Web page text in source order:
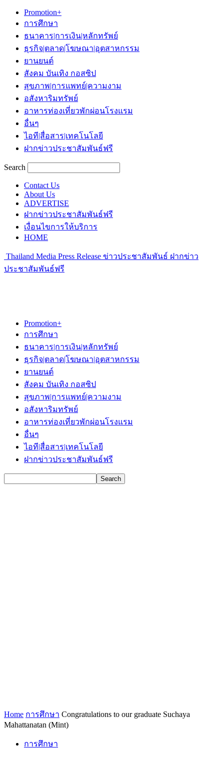
Promotion+
การศึกษา
ธนาคาร|การเงิน|หลักทรัพย์
ธุรกิจ|ตลาด|โฆษณา|อุตสาหกรรม
ยานยนต์
สังคม บันเทิง กอสซิป
สุขภาพ|การแพทย์|ความงาม
อสังหาริมทรัพย์
อาหารท่องเที่ยวพักผ่อนโรงแรม
อื่นๆ
ไอที|สื่อสาร|เทคโนโลยี
ฝากข่าวประชาสัมพันธ์ฟรี
Search
Contact Us
About Us
ADVERTISE
ฝากข่าวประชาสัมพันธ์ฟรี
เงื่อนไขการให้บริการ
HOME
Thailand Media Press Release ข่าวประชาสัมพันธ์ ฝากข่าว
ประชาสัมพันธ์ฟรี
Promotion+
การศึกษา
ธนาคาร|การเงิน|หลักทรัพย์
ธุรกิจ|ตลาด|โฆษณา|อุตสาหกรรม
ยานยนต์
สังคม บันเทิง กอสซิป
สุขภาพ|การแพทย์|ความงาม
อสังหาริมทรัพย์
อาหารท่องเที่ยวพักผ่อนโรงแรม
อื่นๆ
ไอที|สื่อสาร|เทคโนโลยี
ฝากข่าวประชาสัมพันธ์ฟรี
Home การศึกษา Congratulations to our graduate Suchaya
Mahattanatan (Mint)
การศึกษา